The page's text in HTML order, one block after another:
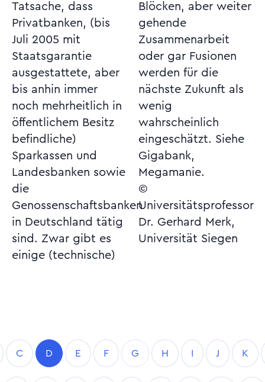
Tatsache, dass
Privatbanken, (bis
Juli 2005 mit
Staatsgarantie
ausgestattete, aber
bis anhin immer
noch mehrheitlich in
öffentlichem Besitz
befindliche)
Sparkassen und
Landesbanken sowie
die
Genossenschaftsbanken
in Deutschland tätig
sind. Zwar gibt es
einige (technische)
Blöcken, aber weiter
gehende
Zusammenarbeit
oder gar Fusionen
werden für die
nächste Zukunft als
wenig
wahrscheinlich
eingeschätzt. Siehe
Gigabank,
Megamanie.
©
Universitätsprofessor
Dr. Gerhard Merk,
Universität Siegen
C D E F G H I J K